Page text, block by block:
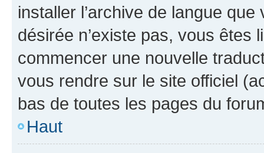
installer l’archive de langue
désirée n’existe pas, vous êtes
commencer une nouvelle
vous rendre sur le site officiel
bas de toutes les pages du
Haut